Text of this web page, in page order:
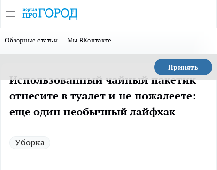
Обзорные статьи Мы ВКонтакте
Принять
Использованный чайный пакетик
отнесите в туалет и не пожалеете:
еще один необычный лайфхак
Уборка